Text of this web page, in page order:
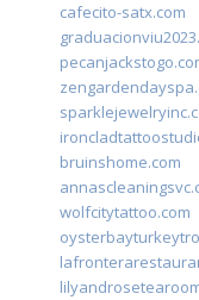
cafecito-satx.com
bruinshome.com
wolfcitytattoo.com